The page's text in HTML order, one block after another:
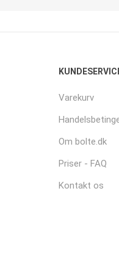
Varekurv
Om bolte.dk
Priser - FAQ
Kontakt os